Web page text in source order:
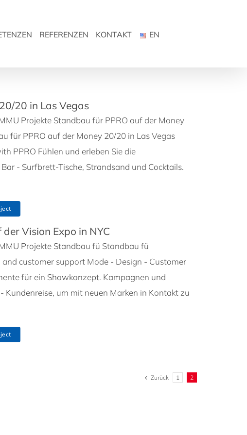
REFERENZEN KONTAKT EN
20 in Las Vegas
Projekte Standbau für PPRO auf der Money
für PPRO auf der Money 20/20 in Las Vegas
PPRO Fühlen und erleben Sie die
- Surfbrett-Tische, Strandsand und Cocktails.
Vision Expo in NYC
Projekte Standbau fü Standbau fü
and customer support Mode - Design - Customer
für ein Showkonzept. Kampagnen und
Kundenreise, um mit neuen Marken in Kontakt zu
Zurück 1 2